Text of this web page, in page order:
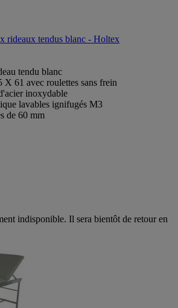
rideaux tendus blanc - Holtex
tendu blanc
X 61 avec roulettes sans frein
inoxydable
lavables ignifugés M3
de 60 mm
indisponible. Il sera bientôt de retour en